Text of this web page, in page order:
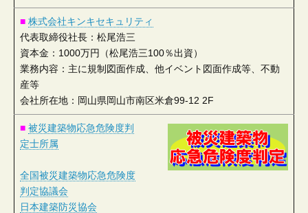
■ 株式会社キンキセキュリティ
代表取締役社長：松尾浩三
資本金：1000万円（松尾浩三100％出資）
業務内容：主に規制図面作成、他イベント図面作成等、不動
産等
会社所在地：岡山県岡山市南区米倉99-12 2F
■ 被災建築物応急危険度判
定士所属
全国被災建築物応急危険度
判定協議会
日本建築防災協会